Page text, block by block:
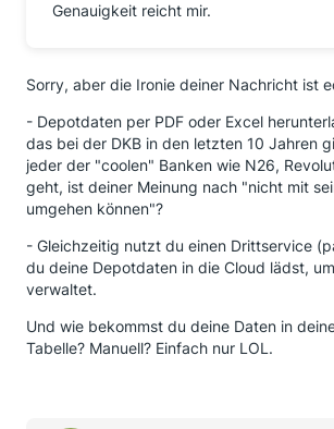
Genauigkeit reicht mir.
Sorry, aber die Ironie deiner Nachricht ist
- Depotdaten per PDF oder Excel
das bei der DKB in den letzten 10 Jahren
jeder der "coolen" Banken wie N26,
geht, ist deiner Meinung nach "nicht mit
umgehen können"?
- Gleichzeitig nutzt du einen Drittservice
du deine Depotdaten in die Cloud lädst,
verwaltet.
Und wie bekommst du deine Daten in
Tabelle? Manuell? Einfach nur LOL.